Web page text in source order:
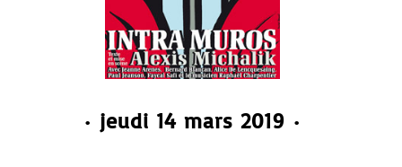
• jeudi 14 mars 2019 •